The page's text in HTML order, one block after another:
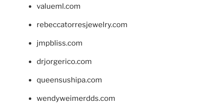
valueml.com
rebeccatorresjewelry.com
jmpbliss.com
drjorgerico.com
queensushipa.com
wendyweimerdds.com